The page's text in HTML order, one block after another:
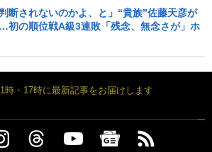
断されないのかよ、と」“貴族”佐藤天彦が
初の順位戦A級3連敗「残念、無念さが」ホ
時・17時に最新記事をお届けします